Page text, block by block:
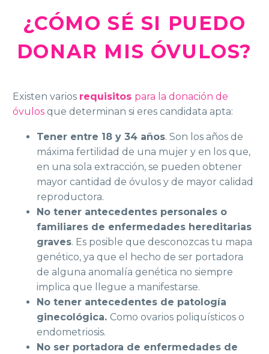
¿CÓMO SÉ SI PUEDO
DONAR MIS ÓVULOS?
Existen varios requisitos para la donación de
óvulos que determinan si eres candidata apta:
Tener entre 18 y 34 años. Son los años de
máxima fertilidad de una mujer y en los que,
en una sola extracción, se pueden obtener
mayor cantidad de óvulos y de mayor calidad
reproductora.
No tener antecedentes personales o
familiares de enfermedades hereditarias
graves. Es posible que desconozcas tu mapa
genético, ya que el hecho de ser portadora
de alguna anomalía genética no siempre
implica que llegue a manifestarse.
No tener antecedentes de patología
ginecológica. Como ovarios poliquísticos o
endometriosis.
No ser portadora de enfermedades de